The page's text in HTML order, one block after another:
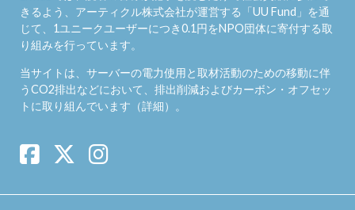
きるよう、アーティクル株式会社が運営する「UU Fund 」を通
じて、1ユニークユーザーにつき0.1円をNPO団体に寄付する取
り組みを行っています。
当サイトは、サーバーの電力使用と取材活動のための移動に伴
うCO2排出などにおいて、排出削減およびカーボン・オフセッ
トに取り組んでいます（詳細）。